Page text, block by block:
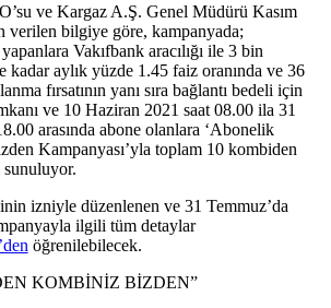
ve Kargaz A.Ş. Genel Müdürü Kasım
verilen bilgiye göre, kampanyada;
Vakıfbank aracılığı ile 3 bin
kadar aylık yüzde 1.45 faiz oranında ve 36
fırsatının yanı sıra bağlantı bedeli için
ve 10 Haziran 2021 saat 08.00 ila 31
arasında abone olanlara ‘Abonelik
Kampanyası’yla toplam 10 kombiden
sunuluyor.
izniyle düzenlenen ve 31 Temmuz’da
ilgili tüm detaylar
öğrenilebilecek.
KOMBİNİZ BİZDEN”